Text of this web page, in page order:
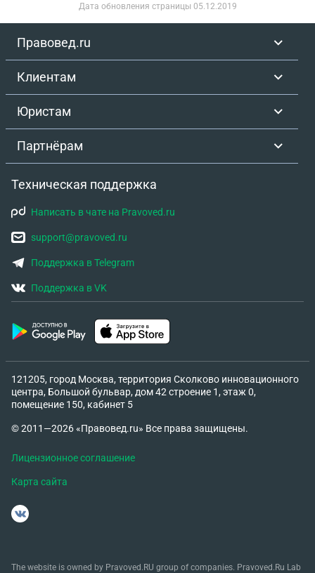
Дата обновления страницы 05.12.2019
Правовед.ru
Клиентам
Юристам
Партнёрам
Техническая поддержка
Написать в чате на Pravoved.ru
support@pravoved.ru
Поддержка в Telegram
Поддержка в VK
121205, город Москва, территория Сколково инновационного
центра, Большой бульвар, дом 42 строение 1, этаж 0,
помещение 150, кабинет 5
© 2011—2026 «Правовед.ru» Все права защищены.
Лицензионное соглашение
Карта сайта
The website is owned by Pravoved.RU group of companies. Pravoved.Ru Lab